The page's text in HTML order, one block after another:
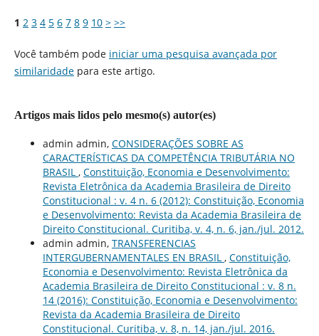
1 2 3 4 5 6 7 8 9 10 > >>
Você também pode iniciar uma pesquisa avançada por
similaridadepara este artigo.
Artigos mais lidos pelo mesmo(s) autor(es)
admin admin, CONSIDERAÇÕES SOBRE AS
CARACTERÍSTICAS DA COMPETÊNCIA TRIBUTÁRIA NO
BRASIL , Constituição, Economia e Desenvolvimento:
Revista Eletrônica da Academia Brasileira de Direito
Constitucional : v. 4 n. 6 (2012): Constituição, Economia
e Desenvolvimento: Revista da Academia Brasileira de
Direito Constitucional. Curitiba, v. 4, n. 6, jan./jul. 2012.
admin admin, TRANSFERENCIAS
INTERGUBERNAMENTALES EN BRASIL , Constituição,
Economia e Desenvolvimento: Revista Eletrônica da
Academia Brasileira de Direito Constitucional : v. 8 n.
14 (2016): Constituição, Economia e Desenvolvimento:
Revista da Academia Brasileira de Direito
Constitucional. Curitiba, v. 8, n. 14, jan./jul. 2016.